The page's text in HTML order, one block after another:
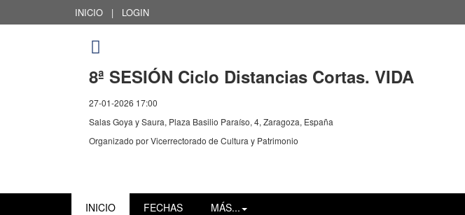
INICIO | LOGIN
8ª SESIÓN Ciclo Distancias Cortas. VIDA
27-01-2026 17:00
Salas Goya y Saura, Plaza Basilio Paraíso, 4, Zaragoza, España
Organizado porVicerrectorado de Cultura y Patrimonio
INICIO FECHAS MÁS...